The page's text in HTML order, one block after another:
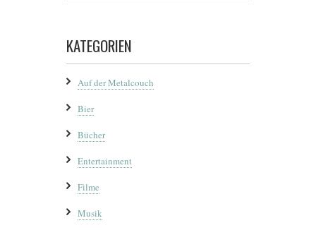
KATEGORIEN
Auf der Metalcouch
Bier
Bücher
Entertainment
Filme
Musik